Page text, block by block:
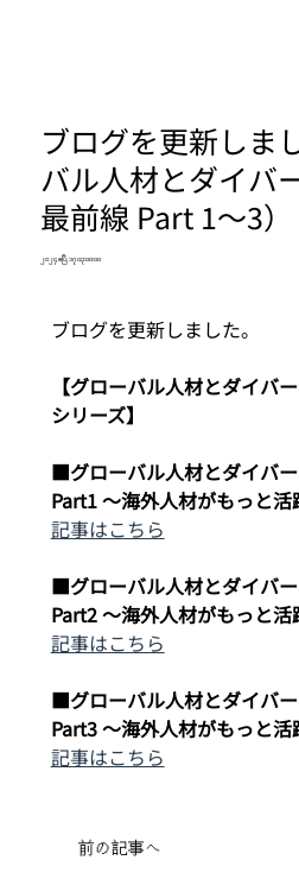
ブログを更新しま
バル人材とダイバ
最前線 Part 1～3）
၂၀၂၄ ဧပြီ ၁၇ ၀၃:၀၀:၀၀
前の記事へ
ブログを更新しました。
【グローバル人材とダイバ
シリーズ】
■グローバル人材とダイバ
Part1 ～海外人材がもっと
記事はこちら
■グローバル人材とダイバ
Part2 ～海外人材がもっと
記事はこちら
■グローバル人材とダイバ
Part3 ～海外人材がもっと
記事はこちら